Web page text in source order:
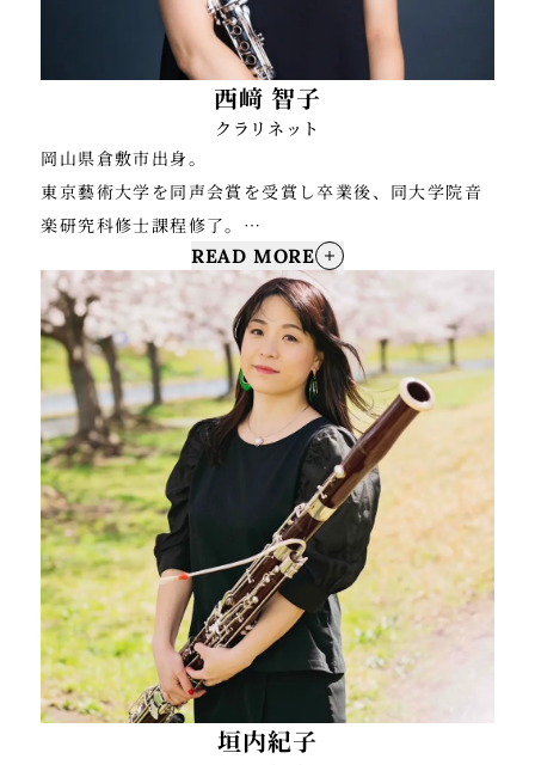
西﨑 智子
クラリネット
岡山県倉敷市出身。
東京藝術大学を同声会賞を受賞し卒業後、同大学院音
楽研究科修士課程修了。
これまでにクラリネットを熊澤利紀、山本正治、鈴木
良昭、磯部周平、村井祐児の各氏に師事。
現在 岡山フィルハーモニック管弦楽団首席クラリネッ
ト奏者 及び THE ORCHESTRA JAPAN に在籍中。
READ MORE
垣内紀子